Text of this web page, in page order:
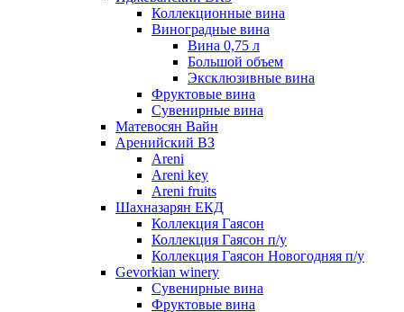
Коллекционные вина
Виноградные вина
Вина 0,75 л
Большой объем
Эксклюзивные вина
Фруктовые вина
Cувенирные вина
Матевосян Вайн
Аренийский ВЗ
Areni
Areni key
Areni fruits
Шахназарян ЕКД
Коллекция Гаясон
Коллекция Гаясон п/у
Коллекция Гаясон Новогодняя п/у
Gevorkian winery
Сувенирные вина
Фруктовые вина